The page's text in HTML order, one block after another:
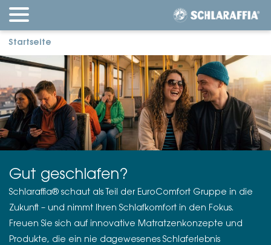
Startseite
Gut geschlafen?
Schlaraffia® schaut als Teil der EuroComfort Gruppe in die
Zukunft – und nimmt Ihren Schlafkomfort in den Fokus.
Freuen Sie sich auf innovative Matratzenkonzepte und
Produkte, die ein nie dagewesenes Schlaferlebnis